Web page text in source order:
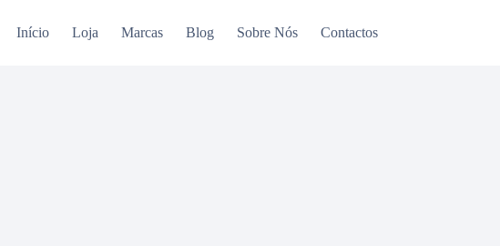
Início Loja Marcas Blog Sobre Nós Contactos